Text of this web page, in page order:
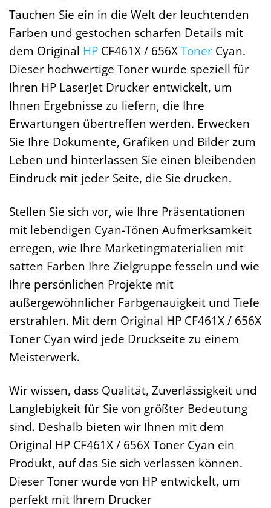
Tauchen Sie ein in die Welt der leuchtenden
Farben und gestochen scharfen Details mit
dem Original HP CF461X / 656XToner Cyan.
Dieser hochwertige Toner wurde speziell für
Ihren HP LaserJet Drucker entwickelt, um
Ihnen Ergebnisse zu liefern, die Ihre
Erwartungen übertreffen werden. Erwecken
Sie Ihre Dokumente, Grafiken und Bilder zum
Leben und hinterlassen Sie einen bleibenden
Eindruck mit jeder Seite, die Sie drucken.
Stellen Sie sich vor, wie Ihre Präsentationen
mit lebendigen Cyan-Tönen Aufmerksamkeit
erregen, wie Ihre Marketingmaterialien mit
satten Farben Ihre Zielgruppe fesseln und wie
Ihre persönlichen Projekte mit
außergewöhnlicher Farbgenauigkeit und Tiefe
erstrahlen. Mit dem Original HP CF461X / 656X
Toner Cyan wird jede Druckseite zu einem
Meisterwerk.
Wir wissen, dass Qualität, Zuverlässigkeit und
Langlebigkeit für Sie von größter Bedeutung
sind. Deshalb bieten wir Ihnen mit dem
Original HP CF461X / 656X Toner Cyan ein
Produkt, auf das Sie sich verlassen können.
Dieser Toner wurde von HP entwickelt, um
perfekt mit Ihrem Drucker